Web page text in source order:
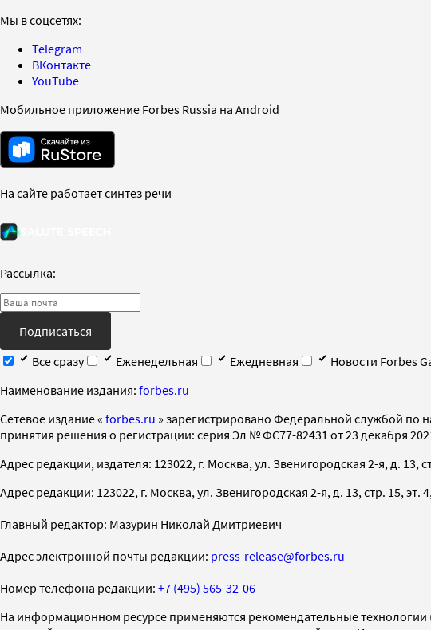
Мы в соцсетях:
Telegram
ВКонтакте
YouTube
Мобильное приложение Forbes Russia на Android
На сайте работает синтез речи
Рассылка:
Подписаться
Все сразу
Еженедельная Ежедневная
Новости Forbes
Наименование издания: forbes.ru
Cетевое издание « forbes.ru » зарегистрировано Федеральной службой по
принятия решения о регистрации: серия Эл № ФС77-82431 от 23 декабря
Адрес редакции, издателя: 123022, г. Москва, ул. Звенигородская 2-я, д. 13,
Адрес редакции: 123022, г. Москва, ул. Звенигородская 2-я, д. 13, стр. 15, эт.
Главный редактор: Мазурин Николай Дмитриевич
Адрес электронной почты редакции: press-release@forbes.ru
Номер телефона редакции: +7 (495) 565-32-06
На информационном ресурсе применяются рекомендательные